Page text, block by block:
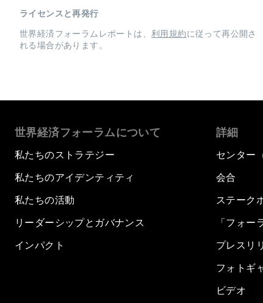
ライセンスと再発行
世界経済フォーラムレポートは、 利用規約に従って再公開さ
れる場合があります。
世界経済フォーラムについて
私たちのストラテジー
私たちのアイデンティティ
私たちの活動
リーダーシップとガバナンス
インパクト
詳細
センター
会合
ステーク
「フォー
プレスリ
フォトギ
ビデオ